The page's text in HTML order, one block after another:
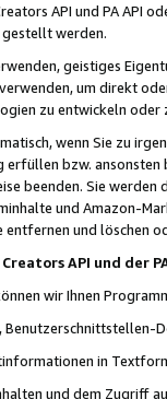
API und PA API
werden.
geistiges
um direkt
zu entwickeln
wenn Sie zu
bzw. ansonsten
beenden. Sie werden
und Amazon-
und löschen
API und der
wir Ihnen
Benutzerschnittstellen-
in
und dem Zugriff